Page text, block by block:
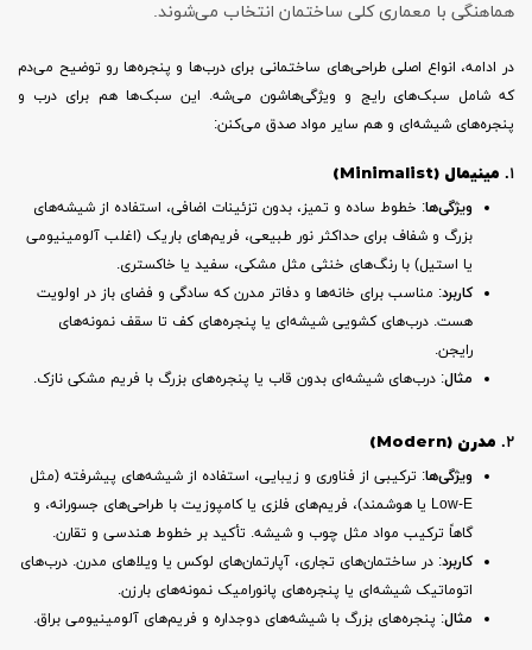
هماهنگی با معماری کلی ساختمان انتخاب می‌شوند.
در ادامه، انواع اصلی طراحی‌های ساختمانی برای درب‌ها و پنجره‌ها رو توضیح می‌دم
که شامل سبک‌های رایج و ویژگی‌هاشون می‌شه. این سبک‌ها هم برای درب و
پنجره‌های شیشه‌ای و هم سایر مواد صدق می‌کنن:
۱. مینیمال (Minimalist)
ویژگی‌ها: خطوط ساده و تمیز، بدون تزئینات اضافی، استفاده از شیشه‌های
بزرگ و شفاف برای حداکثر نور طبیعی، فریم‌های باریک (اغلب آلومینیومی
یا استیل) با رنگ‌های خنثی مثل مشکی، سفید یا خاکستری.
کاربرد: مناسب برای خانه‌ها و دفاتر مدرن که سادگی و فضای باز در اولویت
هست. درب‌های کشویی شیشه‌ای یا پنجره‌های کف تا سقف نمونه‌های
رایجن.
مثال: درب‌های شیشه‌ای بدون قاب یا پنجره‌های بزرگ با فریم مشکی نازک.
۲. مدرن (Modern)
ویژگی‌ها: ترکیبی از فناوری و زیبایی، استفاده از شیشه‌های پیشرفته (مثل
Low-E یا هوشمند)، فریم‌های فلزی یا کامپوزیت با طراحی‌های جسورانه، و
گاهاً ترکیب مواد مثل چوب و شیشه. تأکید بر خطوط هندسی و تقارن.
کاربرد: در ساختمان‌های تجاری، آپارتمان‌های لوکس یا ویلاهای مدرن. درب‌های
اتوماتیک شیشه‌ای یا پنجره‌های پانورامیک نمونه‌های بارزن.
مثال: پنجره‌های بزرگ با شیشه‌های دوجداره و فریم‌های آلومینیومی براق.